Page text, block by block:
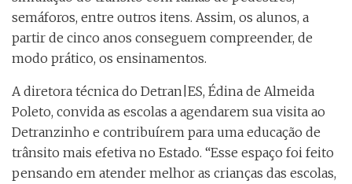
semáforos, entre outros itens. Assim, os alunos, a
partir de cinco anos conseguem compreender, de
modo prático, os ensinamentos.
A diretora técnica do Detran|ES, Édina de Almeida
Poleto, convida as escolas a agendarem sua visita ao
Detranzinho e contribuírem para uma educação de
trânsito mais efetiva no Estado. “Esse espaço foi feito
pensando em atender melhor as crianças das escolas,